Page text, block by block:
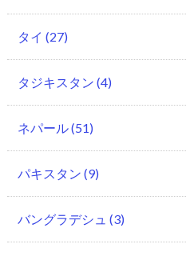
タイ (27)
タジキスタン (4)
ネパール(51)
パキスタン (9)
バングラデシュ (3)